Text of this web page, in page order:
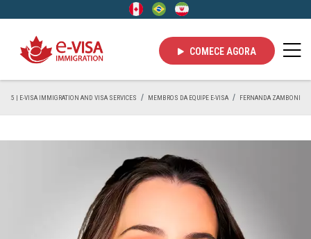
COMECE AGORA
| E-VISA IMMIGRATION AND VISA SERVICES MEMBROS DA EQUIPE E-VISA FERNANDA ZAMBONI